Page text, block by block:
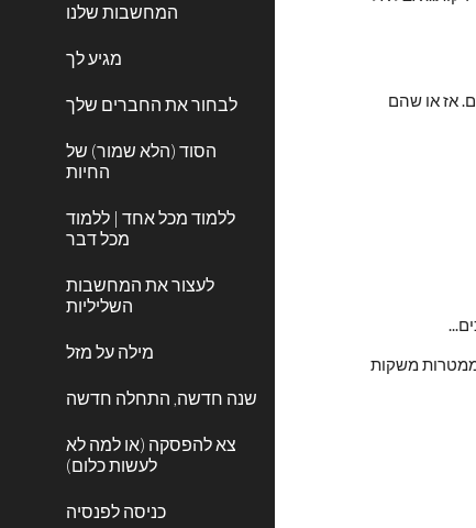
המחשבות שלנו
מגיע לך
לבחור את החברים שלך
הסוד (הלא שמור) של
החיות
ללמוד מכל אחד | ללמוד
מכל דבר
לעצור את המחשבות
השליליות
מילה על מזל
שנה חדשה, התחלה חדשה
צא להפסקה (או למה לא
לעשות כלום)
כניסה לפנסיה